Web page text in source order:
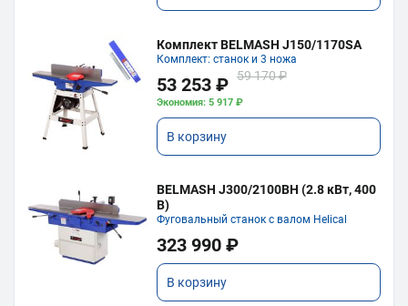
Комплект BELMASH J150/1170SA
Комплект: станок и 3 ножа
53 253 ₽ 59 170 ₽
Экономия: 5 917 ₽
В корзину
BELMASH J300/2100ВH (2.8 кВт, 400
В)
Фуговальный станок с валом Helical
323 990 ₽
В корзину